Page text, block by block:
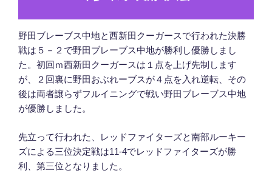
野田ブレーブス中地と西新田クーガースで行われた決勝
戦は５－２で野田ブレーブス中地が勝利し優勝しまし
た。初回ｍ西新田クーガースは１点を上げ先制します
が、２回裏に野田おぶれーブスが４点を入れ逆転、その
後は両者譲らずフルイニングで戦い野田ブレーブス中地
が優勝しました。
先立って行われた、レッドファイターズと南部ルーキー
ズによる三位決定戦は11-4でレッドファイターズが勝
利、第三位となりました。